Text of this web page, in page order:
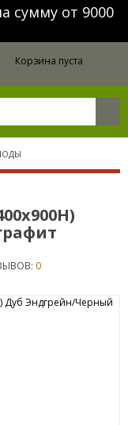
сумму от 9000
Корзина пуста
0